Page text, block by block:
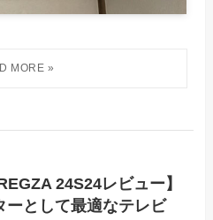
24S24レビュー】
ーとして最適なテレビ